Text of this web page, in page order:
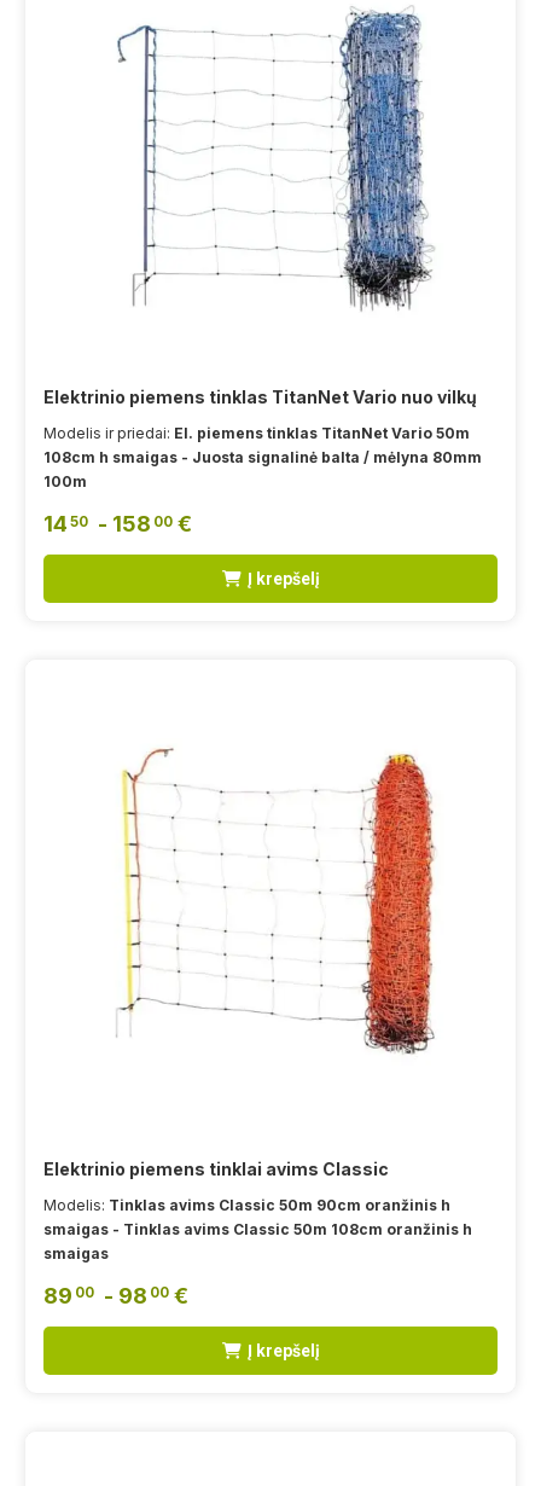
Elektrinio piemens tinklas TitanNet Vario nuo vilkų
Modelis ir priedai: El. piemens tinklas TitanNet Vario 50m
108cm h smaigas - Juosta signalinė balta / mėlyna 80mm
100m
14 50 - 158 00 €
Į krepšelį
Elektrinio piemens tinklai avims Classic
Modelis: Tinklas avims Classic 50m 90cm oranžinis h
smaigas - Tinklas avims Classic 50m 108cm oranžinis h
smaigas
89 00 - 98 00 €
Į krepšelį